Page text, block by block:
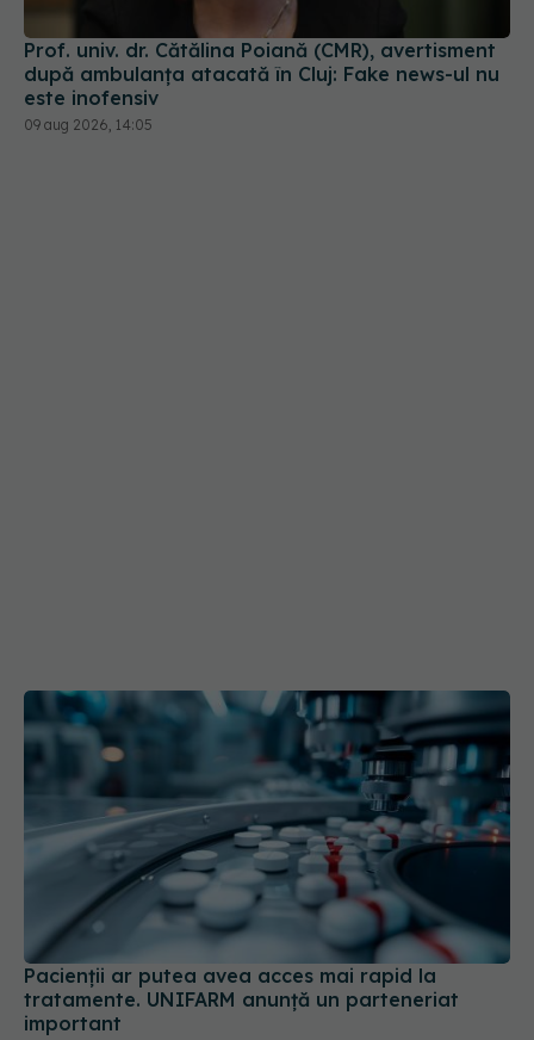
Pacienții ar putea avea acces mai rapid la
tratamente. UNIFARM anunță un parteneriat
important
04 aug 2026, 12:30